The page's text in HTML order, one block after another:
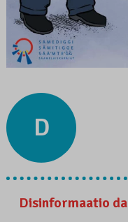
D
Disinformaatio